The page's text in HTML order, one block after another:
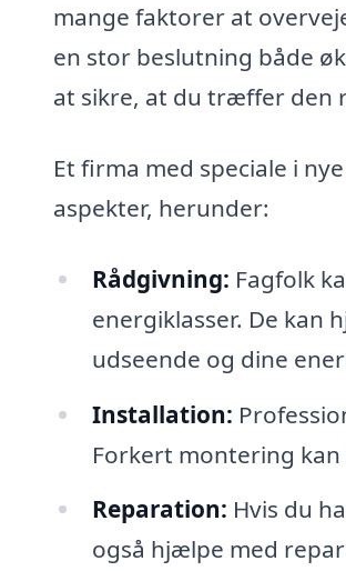
mange faktorer at
en stor beslutning både
at sikre, at du træffer den
Et firma med speciale i
aspekter, herunder:
Rådgivning: Fagfolk
energiklasser. De kan
udseende og dine
Installation:
Forkert montering
Reparation: Hvis du
også hjælpe med